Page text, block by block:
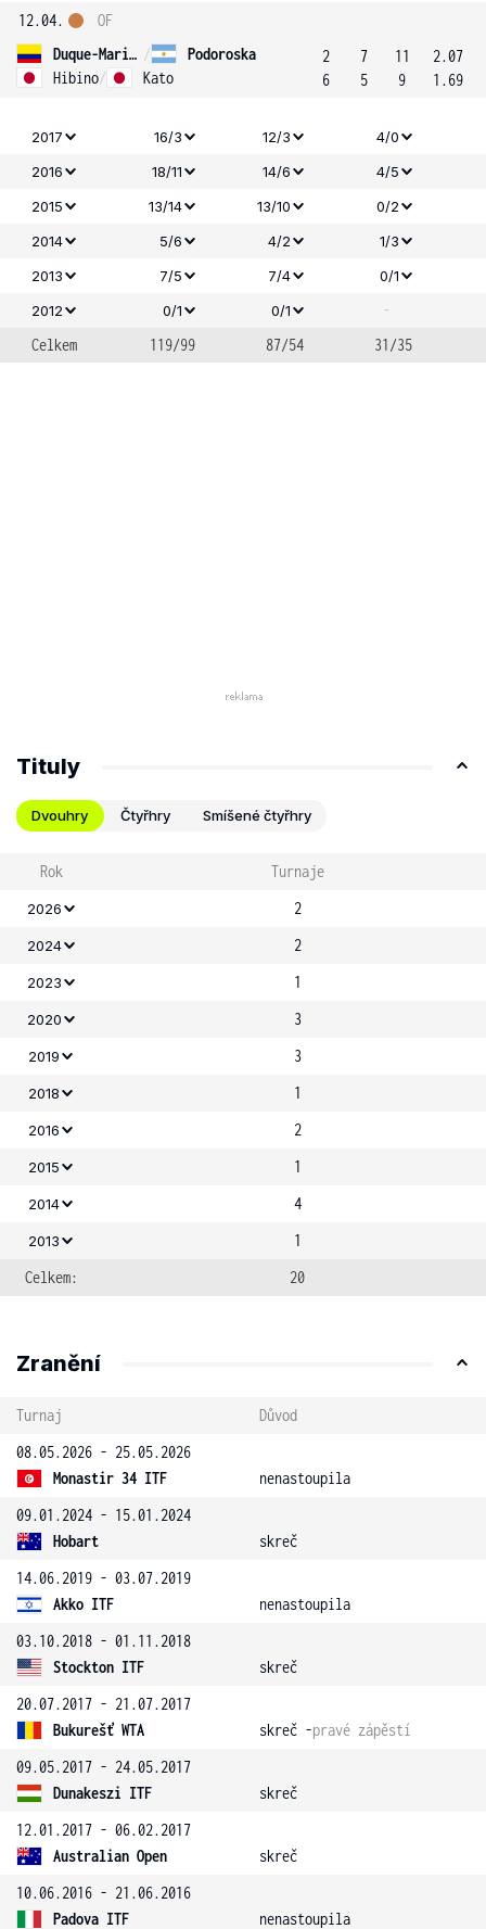
12.04.
Duque-Marino /
Podoroska
Hibino/ Kato
OF
2
6
7
5
11
9
2.07
1.69
2017 16/3 12/3
4/0
2016
18/11 14/6
4/5
2015
13/14 13/10
0/2
2014
5/6 4/2
1/3
2013
7/5 7/4
0/1
2012
0/1 0/1
-
Celkem
119/99 87/54 31/35
Tituly
Dvouhry Čtyřhry Smíšené čtyřhry
Rok Turnaje
2026 2
2024 2
2023 1
2020 3
2019 3
2018 1
2016 2
2015 1
2014 4
2013
1
Celkem:
20
Zranění
Turnaj
Důvod
08.05.2026 - 25.05.2026
Monastir 34 ITF
nenastoupila
09.01.2024 - 15.01.2024
Hobart
skreč
14.06.2019 - 03.07.2019
Akko ITF
nenastoupila
03.10.2018 - 01.11.2018
Stockton ITF
skreč
20.07.2017 - 21.07.2017
Bukurešť WTA
skreč -pravé zápěstí
09.05.2017 - 24.05.2017
Dunakeszi ITF
skreč
12.01.2017 - 06.02.2017
Australian Open
skreč
10.06.2016 - 21.06.2016
Padova ITF
nenastoupila